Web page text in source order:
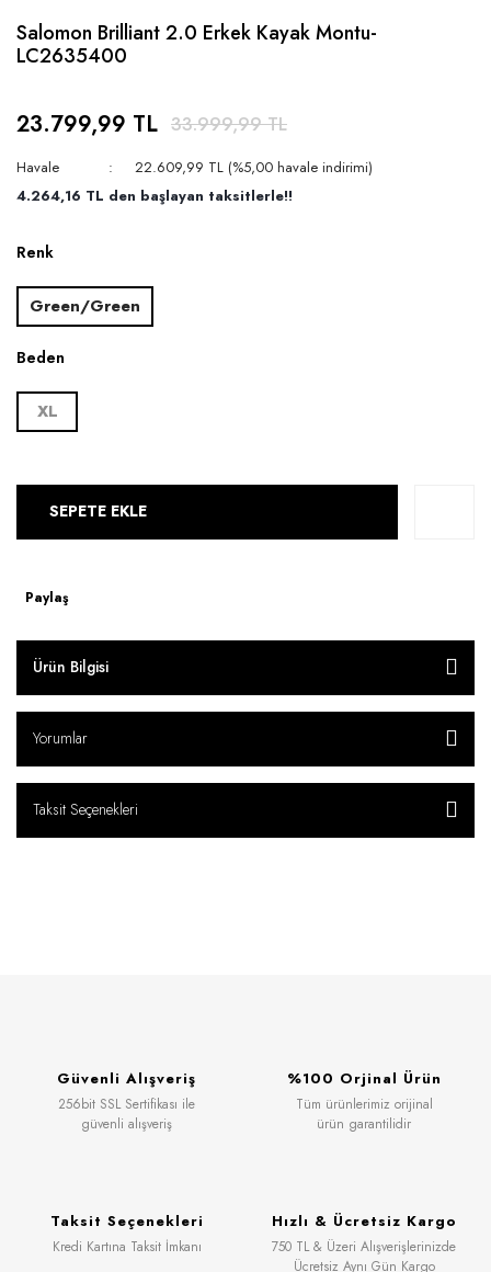
Salomon Brilliant 2.0 Erkek Kayak Montu-
LC2635400
23.799,99 TL 33.999,99 TL
Havale
22.609,99 TL (%5,00 havale indirimi)
4.264,16 TL den başlayan taksitlerle!!
Renk
Green/Green
Beden
XL
SEPETE EKLE
Paylaş
Ürün Bilgisi
Yorumlar
Taksit Seçenekleri
Güvenli Alışveriş
256bit SSL Sertifikası ile
güvenli alışveriş
%100 Orjinal Ürün
Tüm ürünlerimiz orijinal
ürün garantilidir
Taksit Seçenekleri
Kredi Kartına Taksit İmkanı
Hızlı & Ücretsiz Kargo
750 TL & Üzeri Alışverişlerinizde
Ücretsiz Aynı Gün Kargo